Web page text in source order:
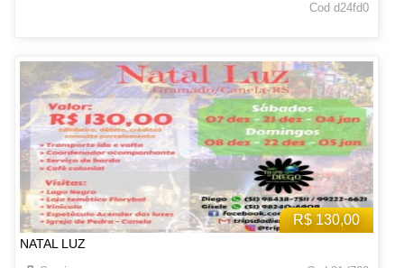
Cod d24fd0
R$ 130,00
NATAL LUZ